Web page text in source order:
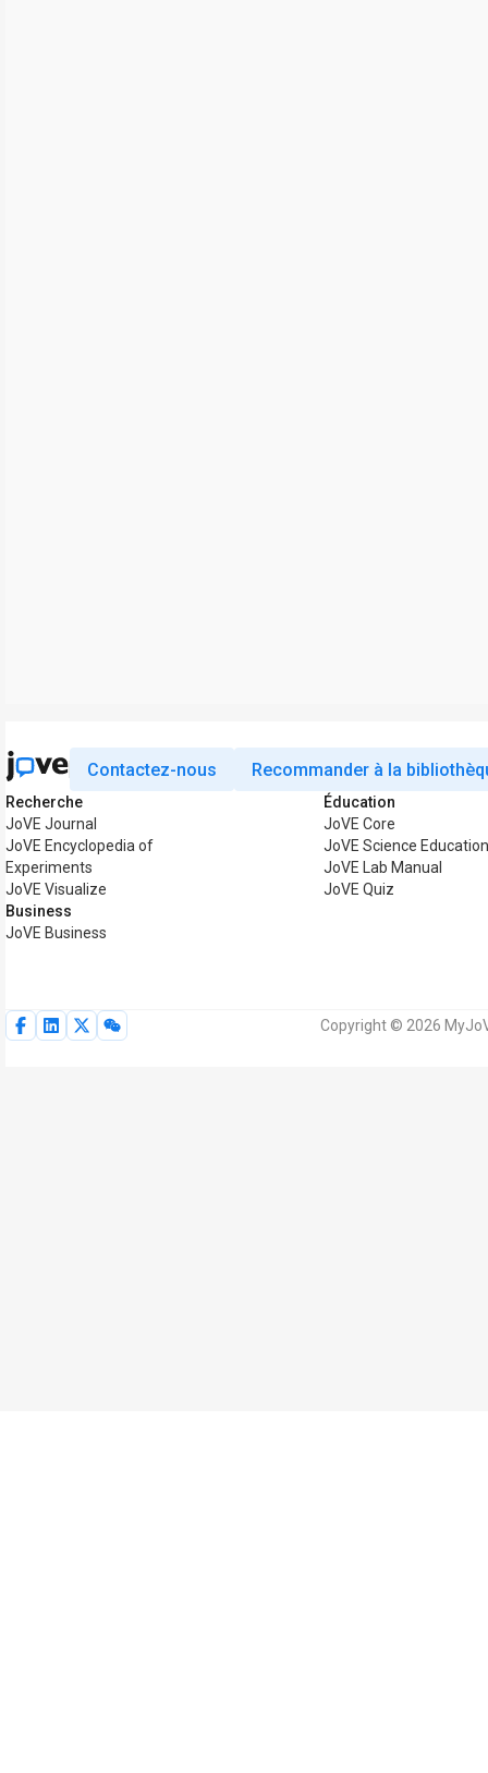
Contactez-nous Recommander à la
Recherche
JoVE Journal
JoVE Encyclopedia of
Experiments
JoVE Visualize
Business
JoVE Business
Éducation
JoVE Core
JoVE Science
JoVE Lab Manual
JoVE Quiz
Copyright © 2026